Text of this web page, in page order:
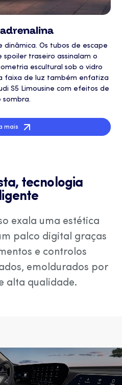
Os tubos de escape
traseiro assinalam o
escultural sob o vidro
faixa de luz também enfatiza
S5 Limousine com efeitos de
sombra.
mais
tecnologia
exala uma estética
palco digital graças
e controlos
emoldurados por
alta qualidade.